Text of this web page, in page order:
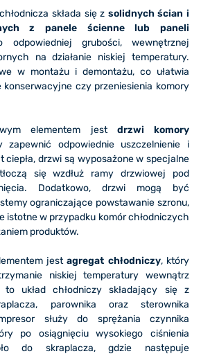
składa się z solidnych ścian i
z panele ścienne lub paneli
odpowiedniej grubości, wewnętrznej
na działanie niskiej temperatury.
w montażu i demontażu, co ułatwia
konserwacyjne czy przeniesienia komory
elementem jestdrzwi komory
zapewnić odpowiednie uszczelnienie i
ciepła, drzwi są wyposażone w specjalne
się wzdłuż ramy drzwiowej pod
Dodatkowo, drzwi mogą być
ograniczające powstawanie szronu,
istotne w przypadku komór chłodniczych
produktów.
jestagregat chłodniczy, który
niskiej temperatury wewnątrz
to układ chłodniczy składający się z
parownika oraz sterownika
służy do sprężania czynnika
po osiągnięciu wysokiego ciśnienia
do skraplacza, gdzie następuje